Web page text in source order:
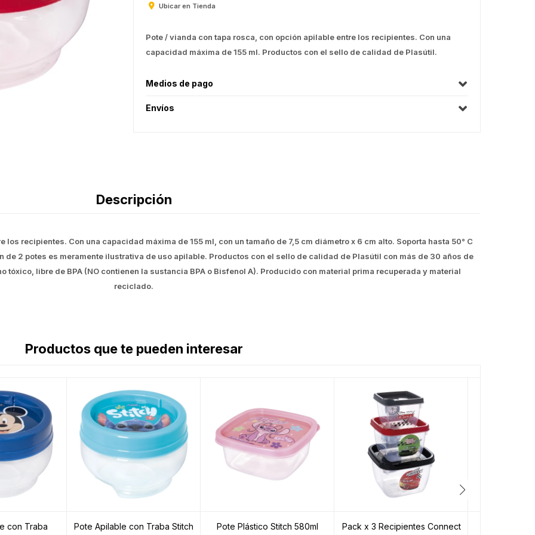
Ubicar en Tienda
Pote / vianda con tapa rosca, con opción apilable entre los recipientes. Con una
capacidad máxima de 155 ml. Productos con el sello de calidad de Plasútil.
Medios de pago
Envíos
Descripción
recipientes. Con una capacidad máxima de 155 ml, con un tamaño de 7,5 cm diámetro x 6 cm alto. Soporta hasta 50° C
2 potes es meramente ilustrativa de uso apilable. Productos con el sello de calidad de Plasútil con más de 30 años de
tóxico, libre de BPA (NO contienen la sustancia BPA o Bisfenol A). Producido con material prima recuperada y material
reciclado.
Productos que te pueden interesar
con Traba
Pote Apilable con Traba Stitch
Pote Plástico Stitch 580ml
Pack x 3 Recipientes Connect